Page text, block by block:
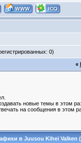
0)
«
новые темы в этом
на сообщения в этом
в Juusou Kihei Valken